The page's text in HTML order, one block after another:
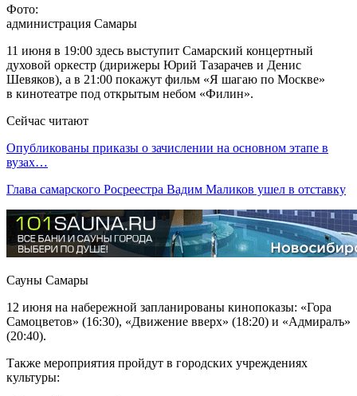
Фото:
администрация Самары
11 июня в 19:00 здесь выступит Самарский концертный
духовой оркестр (дирижеры Юрий Тазарачев и Денис
Шевяков), а в 21:00 покажут фильм «Я шагаю по Москве»
в кинотеатре под открытым небом «Филин».
Сейчас читают
Опубликованы приказы о зачислении на основном этапе в
вузах…
Глава самарского Росреестра Вадим Маликов ушел в отставку
Сауны Самары
12 июня на набережной запланированы кинопоказы: «Гора
Самоцветов» (16:30), «Движение вверх» (18:20) и «Адмиралъ»
(20:40).
Также мероприятия пройдут в городских учреждениях
культуры: